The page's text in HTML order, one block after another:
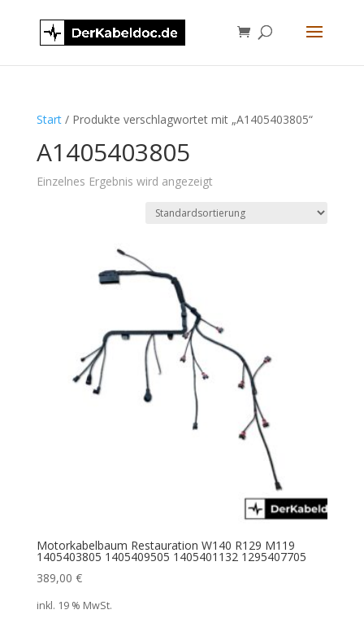
Start/ Produkte verschlagwortet mit „A1405403805“
A1405403805
Einzelnes Ergebnis wird angezeigt
Motorkabelbaum Restauration W140 R129 M119
1405403805 1405409505 1405401132 1295407705
389,00 €
inkl. 19 % MwSt.